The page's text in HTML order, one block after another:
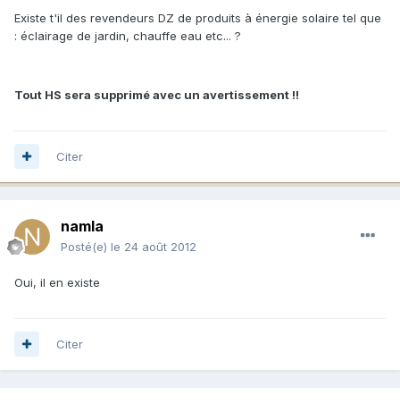
Existe t'il des revendeurs DZ de produits à énergie solaire tel que
: éclairage de jardin, chauffe eau etc... ?
Tout HS sera supprimé avec un avertissement !!
Citer
namla
Posté(e) le 24 août 2012
Oui, il en existe
Citer